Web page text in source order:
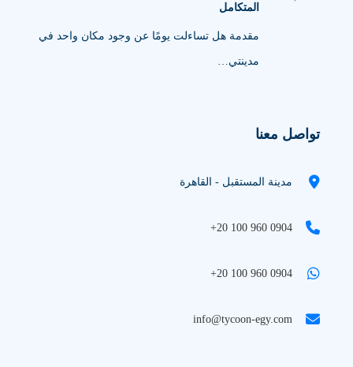
المتكامل
مقدمة هل تساءلت يومًا عن وجود مكان واحد في
مدينتي…
تواصل معنا
مدينة المستقبل - القاهرة
+20 100 960 0904
+20 100 960 0904
info@tycoon-egy.com